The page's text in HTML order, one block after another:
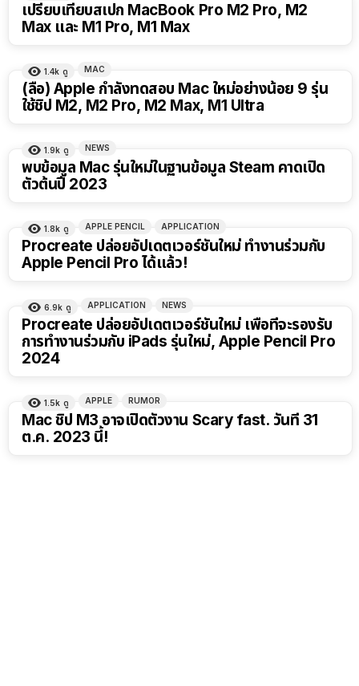
เปรียบเทียบสเปก MacBook Pro M2 Pro, M2
Max และ M1 Pro, M1 Max
1.4k ดู MAC
(ลือ) Apple กำลังทดสอบ Mac ใหม่อย่างน้อย 9 รุ่น
ใช้ชิป M2, M2 Pro, M2 Max, M1 Ultra
1.9k ดู NEWS
พบข้อมูล Mac รุ่นใหม่ในฐานข้อมูล Steam คาดเปิด
ตัวต้นปี 2023
1.8k ดู APPLE PENCIL APPLICATION
Procreate ปล่อยอัปเดตเวอร์ชันใหม่ ทำงานร่วมกับ
Apple Pencil Pro ได้แล้ว!
6.9k ดู APPLICATION NEWS
Procreate ปล่อยอัปเดตเวอร์ชันใหม่ เพื่อที่จะรองรับ
การทำงานร่วมกับ iPads รุ่นใหม่, Apple Pencil Pro
2024
1.5k ดู APPLE RUMOR
Mac ชิป M3 อาจเปิดตัวงาน Scary fast. วันที่ 31
ต.ค. 2023 นี้!